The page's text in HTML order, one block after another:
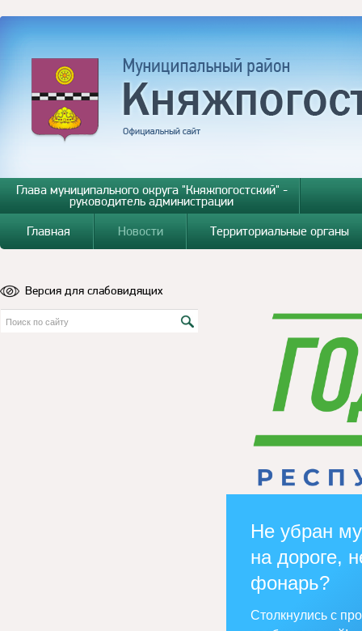
Глава муниципального округа "Княжпогостский" -
руководитель администрации
Главная
Новости Территориальные органы
Версия для слабовидящих
Не убран
на дороге,
фонарь?
Столкнулись с